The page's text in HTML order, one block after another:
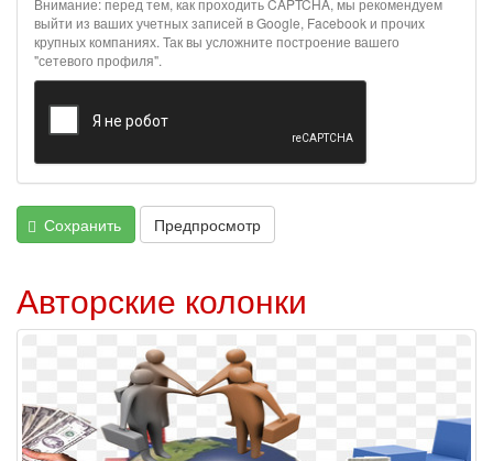
текстовых
форматах
Внимание: перед тем, как проходить CAPTCHA, мы рекомендуем
выйти из ваших учетных записей в Google, Facebook и прочих
крупных компаниях. Так вы усложните построение вашего
"сетевого профиля".
Сохранить Предпросмотр
Авторские колонки